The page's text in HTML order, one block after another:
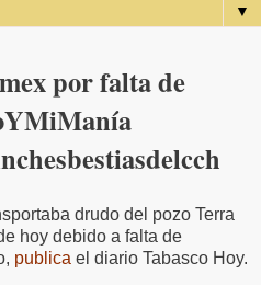
▼
por falta de
drudo del pozo Terra
hoy debido a falta de
publica el diario Tabasco Hoy.